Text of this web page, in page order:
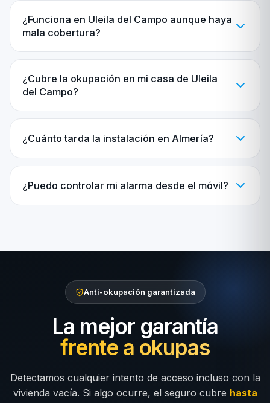
¿Funciona en Uleila del Campo aunque haya
mala cobertura?
¿Cubre la okupación en mi casa de Uleila
del Campo?
¿Cuánto tarda la instalación en Almería?
¿Puedo controlar mi alarma desde el móvil?
Anti-okupación garantizada
La mejor garantía
frente a okupas
Detectamos cualquier intento de acceso incluso con la
vivienda vacía. Si algo ocurre, el seguro cubre hasta